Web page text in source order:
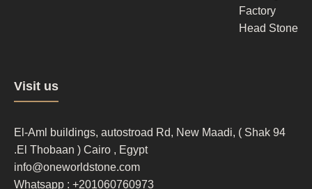
Factory
Head Stone
Visit us
94 El-Aml buildings, autostroad Rd, New Maadi, ( Shak
El Thobaan ) Cairo , Egypt.
info@oneworldstone.com
Whatsapp : +201060760973